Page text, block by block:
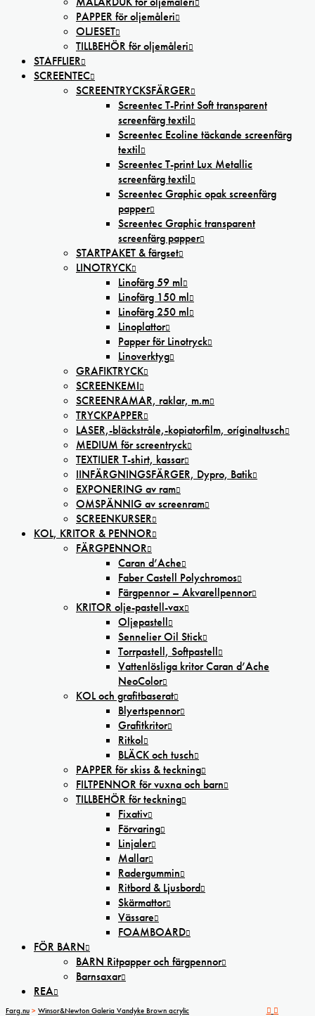
PAPPER för oljemåleri
OLJESET
TILLBEHÖR för oljemåleri
STAFFLIER
SCREENTEC
SCREENTRYCKSFÄRGER
Screentec T-Print Soft transparent
screenfärg textil
Screentec Ecoline täckande screenfärg
textil
Screentec T-print Lux Metallic
screenfärg textil
Screentec Graphic opak screenfärg
papper
Screentec Graphic transparent
screenfärg papper
STARTPAKET & färgset
LINOTRYCK
Linofärg 59 ml
Linofärg 150 ml
Linofärg 250 ml
Linoplattor
Papper för Linotryck
Linoverktyg
GRAFIKTRYCK
SCREENKEMI
SCREENRAMAR, raklar, m.m
TRYCKPAPPER
LASER,-bläckstråle,-kopiatorfilm, oríginaltusch
MEDIUM för screentryck
TEXTILIER T-shirt, kassar
IINFÄRGNINGSFÄRGER, Dypro, Batik
EXPONERING av ram
OMSPÄNNIG av screenram
SCREENKURSER
KOL, KRITOR & PENNOR
FÄRGPENNOR
Caran d’Ache
Faber Castell Polychromos
Färgpennor – Akvarellpennor
KRITOR olje-pastell-vax
Oljepastell
Sennelier Oil Stick
Torrpastell, Softpastell
Vattenlösliga kritor Caran d’Ache
NeoColor
KOL och grafitbaserat
Blyertspennor
Grafitkritor
Ritkol
BLÄCK och tusch
PAPPER för skiss & teckning
FILTPENNOR för vuxna och barn
TILLBEHÖR för teckning
Fixativ
Förvaring
Linjaler
Mallar
Radergummin
Ritbord & Ljusbord
Skärmattor
Vässare
FOAMBOARD
FÖR BARN
BARN Ritpapper och färgpennor
Barnsaxar
REA
Farg.nu > Winsor&Newton Galeria Vandyke Brown acrylic